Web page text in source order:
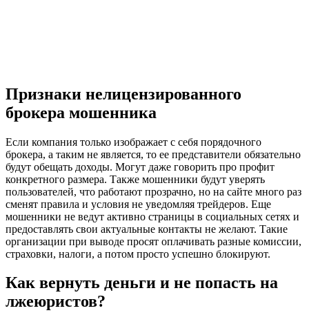
Признаки нелицензированного
брокера мошенника
Если компания только изображает с себя порядочного
брокера, а таким не является, то ее представители обязательно
будут обещать доходы. Могут даже говорить про профит
конкретного размера. Также мошенники будут уверять
пользователей, что работают прозрачно, но на сайте много раз
сменят правила и условия не уведомляя трейдеров. Еще
мошенники не ведут активно страницы в социальных сетях и
предоставлять свои актуальные контакты не желают. Такие
организации при выводе просят оплачивать разные комиссии,
страховки, налоги, а потом просто успешно блокируют.
Как вернуть деньги и не попасть на
лжеюристов?